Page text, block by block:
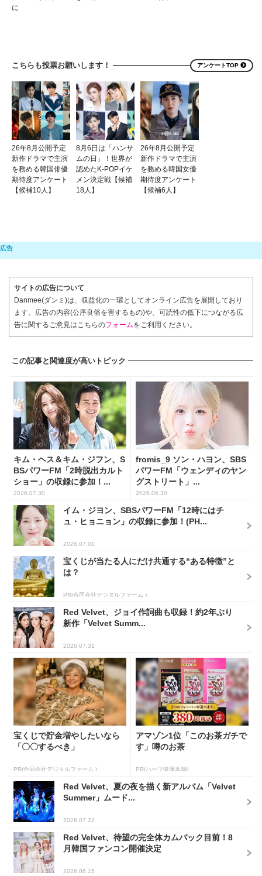
に
こちらも投票お願いします！ アンケートTOP
26年8月公開予定
新作ドラマで主演
を務める韓国俳優
期待度アンケート
【候補10人】
8月6日は「ハンサ
ムの日」！世界が
認めたK-POPイケ
メン決定戦【候補
18人】
26年8月公開予定
新作ドラマで主演
を務める韓国女優
期待度アンケート
【候補6人】
サイトの広告について
Danmee(ダンミ)は、収益化の一環としてオンライン広告を展開しており
ます。広告の内容(公序良俗を害するもの)や、可読性の低下につながる広
告に関するご意見はこちらのフォームをご利用ください。
この記事と関連度が高いトピック
キム・ヘス＆キム・ジフン、S
BSパワーFM「2時脱出カルト
ショー」の収録に参加！...
2026.07.30
fromis_9 ソン・ハヨン、SBS
パワーFM「ウェンディのヤン
グストリート」...
2026.06.30
イム・ジヨン、SBSパワーFM「12時にはチ
ュ・ヒョニョン」の収録に参加！(PH...
2026.07.01
宝くじが当たる人にだけ共通する“ある特徴”と
は？
PR(合同会社デジタルファーム )
Red Velvet、ジョイ作詞曲も収録！約2年ぶり
新作「Velvet Summ...
2026.07.31
宝くじで貯金増やしたいなら
「〇〇するべき」
PR(合同会社デジタルファーム )
アマゾン1位「このお茶ガチで
す」噂のお茶
PR(ハーブ健康本舗)
Red Velvet、夏の夜を描く新アルバム「Velvet
Summer」ムード...
2026.07.22
Red Velvet、待望の完全体カムバック目前！8
月韓国ファンコン開催決定
2026.06.15